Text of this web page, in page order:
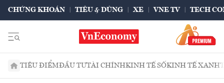
CHỨNG KHOÁN TIÊU & DÙNG XE VNE TV TECH
TIÊU ĐIỂMĐẦU TƯTÀI CHÍNHKINH TẾ SỐKINH TẾ XANH